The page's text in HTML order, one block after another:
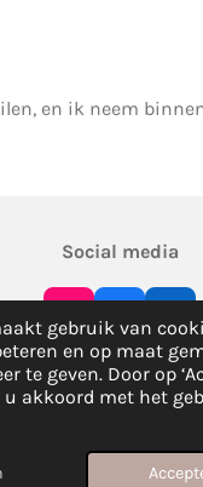
gebruik van
en op maat
te geven. Door op
akkoord met het
en ik neem
Social media
I
n
s
t
F
a
c
e
o
L
i
n
k
e
I
Bij Carlieke